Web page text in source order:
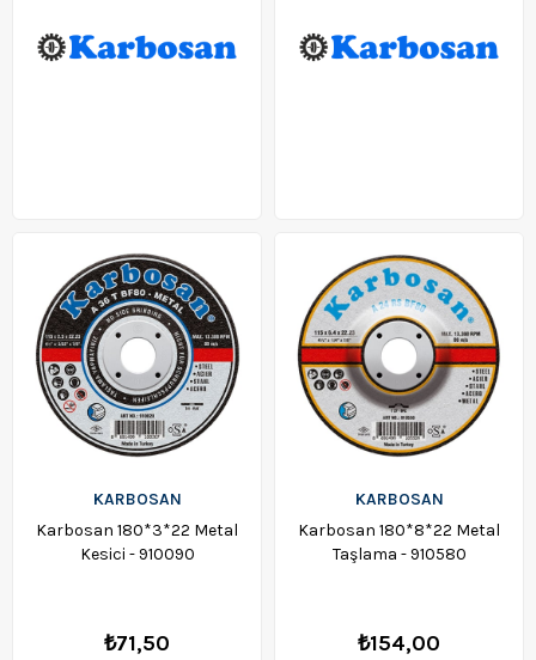
KARBOSAN
Karbosan 180*3*22 Metal
Kesici - 910090
₺71,50
KARBOSAN
Karbosan 180*8*22 Metal
Taşlama - 910580
₺154,00